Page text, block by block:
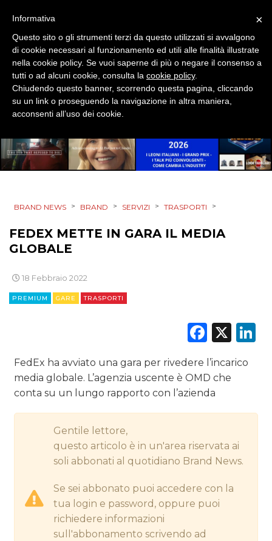
MOBILE
PROMOZIONI
PRODOTTI
PUNTI VENDITA
STRATEGIE
ESTERNA
BRAND NEWS > BRAND > SERVIZI > TRASPORTI >
FEDEX METTE IN GARA IL MEDIA
GLOBALE
18 Febbraio 2022
PREMIUM GARE TRASPORTI
X
FedEx ha avviato una gara per rivedere l’incarico
media globale. L’agenzia uscente è OMD che
conta su un lungo rapporto con l’azienda
Gentile lettore,
questo articolo è in un'area riservata ai
soli abbonati al quotidiano Brand News.
Se sei abbonato puoi accedere con la
tua login e password, oppure puoi
richiedere informazioni
sull'abbonamento scrivendo ad
×
Informativa
Questo sito o gli strumenti terzi da questo utilizzati si avvalgono
di cookie necessari al funzionamento ed utili alle finalità illustrate
nella cookie policy. Se vuoi saperne di più o negare il consenso a
tutti o ad alcuni cookie, consulta la cookie policy.
Chiudendo questo banner, scorrendo questa pagina, cliccando
su un link o proseguendo la navigazione in altra maniera,
acconsenti all’uso dei cookie.